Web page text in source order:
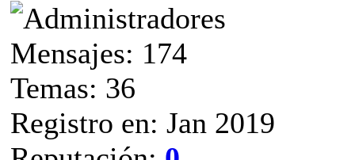
Mensajes: 174
Temas: 36
Registro en: Jan 2019